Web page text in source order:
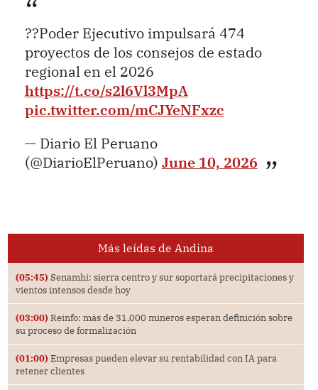
??Poder Ejecutivo impulsará 474
proyectos de los consejos de estado
regional en el 2026
https://t.co/s2l6Vl3MpA
pic.twitter.com/mCJYeNFxzc
— Diario El Peruano
(@DiarioElPeruano) June 10, 2026
Más leídas de Andina
(05:45) Senamhi: sierra centro y sur soportará precipitaciones y
vientos intensos desde hoy
(03:00) Reinfo: más de 31,000 mineros esperan definición sobre
su proceso de formalización
(01:00) Empresas pueden elevar su rentabilidad con IA para
retener clientes